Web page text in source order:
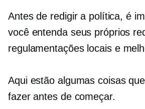
Antes de redigir a política, é
você entenda seus próprios
regulamentações locais e
Aqui estão algumas coisas
fazer antes de começar.